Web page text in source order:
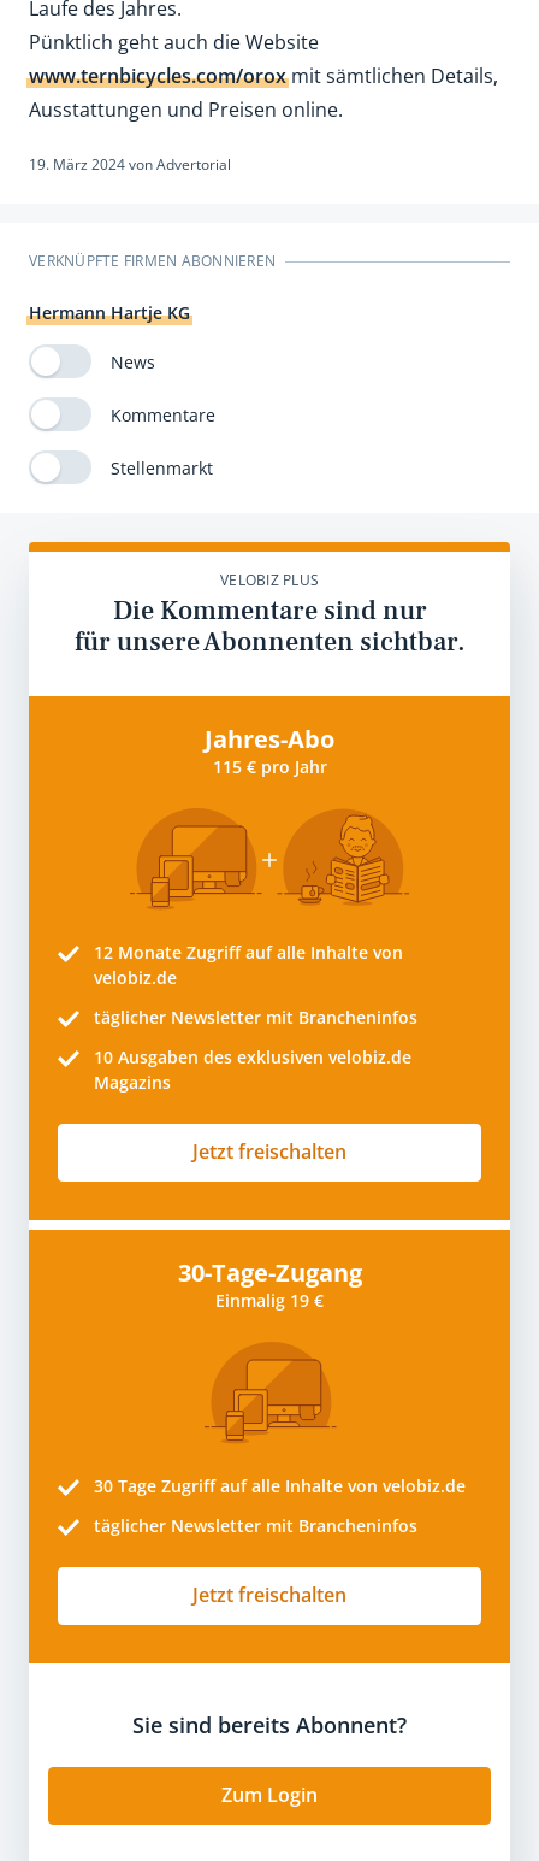
Laufe des Jahres.
Pünktlich geht auch die Website
www.ternbicycles.com/oroxmit sämtlichen Details,
Ausstattungen und Preisen online.
19. März 2024vonAdvertorial
VERKNÜPFTE FIRMEN ABONNIEREN
Hermann Hartje KG
News
Kommentare
Stellenmarkt
VELOBIZ PLUS
Die Kommentare sind nur
für unsere Abonnenten sichtbar.
Jahres-Abo
115 € pro Jahr
12 Monate Zugriff auf alle Inhalte von
velobiz.de
täglicher Newsletter mit Brancheninfos
10 Ausgaben des exklusiven velobiz.de
Magazins
Jetzt freischalten
30-Tage-Zugang
Einmalig 19 €
30 Tage Zugriff auf alle Inhalte von velobiz.de
täglicher Newsletter mit Brancheninfos
Jetzt freischalten
Sie sind bereits Abonnent?
Zum Login